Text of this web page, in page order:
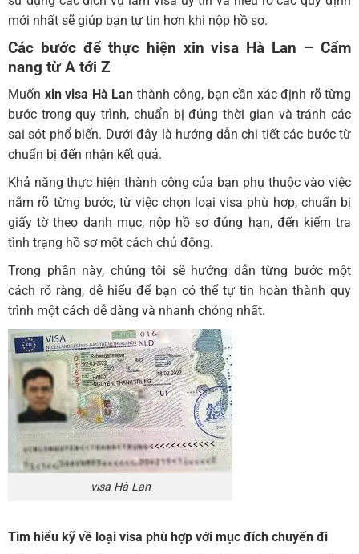
mới nhất sẽ giúp bạn tự tin hơn khi nộp hồ sơ.
Các bước để thực hiện xin visa Hà Lan – Cẩm
nang từ A tới Z
Muốn xin visa Hà Lan thành công, bạn cần xác định rõ từng
bước trong quy trình, chuẩn bị đúng thời gian và tránh các
sai sót phổ biến. Dưới đây là hướng dẫn chi tiết các bước từ
chuẩn bị đến nhận kết quả.
Khả năng thực hiện thành công của bạn phụ thuộc vào việc
nắm rõ từng bước, từ việc chọn loại visa phù hợp, chuẩn bị
giấy tờ theo danh mục, nộp hồ sơ đúng hạn, đến kiểm tra
tình trạng hồ sơ một cách chủ động.
Trong phần này, chúng tôi sẽ hướng dẫn từng bước một
cách rõ ràng, dễ hiểu để bạn có thể tự tin hoàn thành quy
trình một cách dễ dàng và nhanh chóng nhất.
visa Hà Lan
Tìm hiểu kỹ về loại visa phù hợp với mục đích chuyến đi